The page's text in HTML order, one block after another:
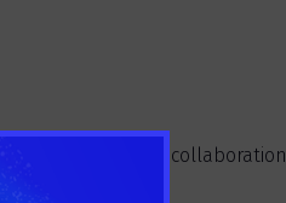
Dordogne. La collaboration
!